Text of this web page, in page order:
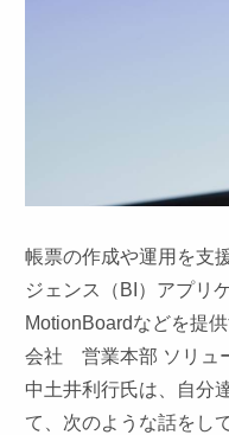
帳票の作成や運用を支
ジェンス（BI）アプリ
MotionBoardなどを提
会社 営業本部 ソリュ
中土井利行氏は、自分
て、次のような話をし